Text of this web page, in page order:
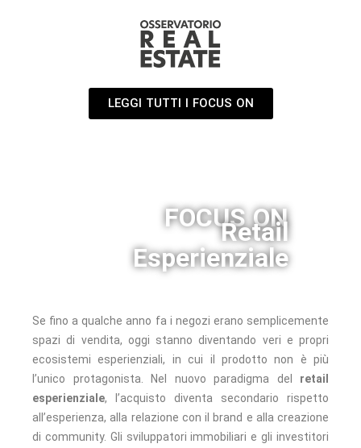
LEGGI TUTTI I FOCUS ON
FOCUS ON
Retail
Esperienziale
Se fino a qualche anno fa i negozi erano semplicemente
spazi di vendita, oggi stanno diventando veri e propri
ecosistemi esperienziali, in cui il prodotto non è più
l’unico protagonista. Nel nuovo paradigma del retail
esperienziale, l’acquisto diventa secondario rispetto
all’esperienza, alla relazione con il brand e alla creazione
di community. Gli sviluppatori immobiliari e gli investitori